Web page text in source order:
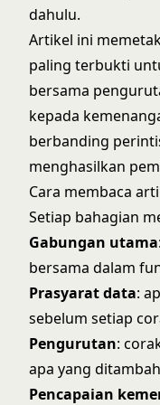
dahulu.
Artikel ini
paling terbukti
bersama
kepada
berbanding
menghasilkan
Cara membaca
Setiap bahagian
Gabungan utama
bersama dalam
Prasyarat data:
sebelum setiap
Pengurutan:
apa yang
Pencapaian